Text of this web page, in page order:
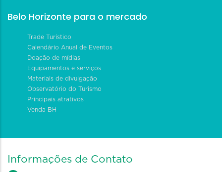
Belo Horizonte para o mercado
Trade Turístico
Calendário Anual de Eventos
Doação de mídias
Equipamentos e serviços
Materiais de divulgação
Observatório do Turismo
Principais atrativos
Venda BH
Informações de Contato